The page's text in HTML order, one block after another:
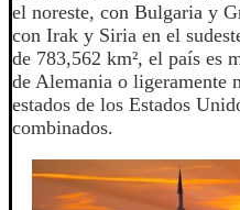
el noreste, con Bulgaria y
con Irak y Siria en el
de 783,562 km², el país es
de Alemania o ligeramente
estados de los Estados
combinados.